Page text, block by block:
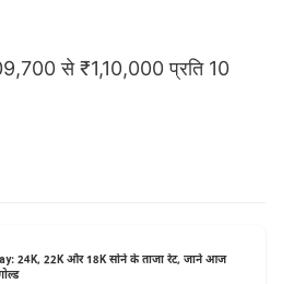
से ₹1,10,000 प्रति 10
24K, 22K और 18K सोने के ताजा रेट, जानें आज